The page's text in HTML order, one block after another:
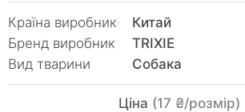
Країна виробник
Китай
Бренд виробник
TRIXIE
Вид тварини
Собака
Ціна (17 ₴/розмір)